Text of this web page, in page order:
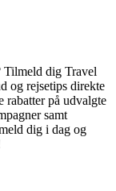
Tilmeld dig Travel
og rejsetips direkte
rabatter på udvalgte
samt
dig i dag og